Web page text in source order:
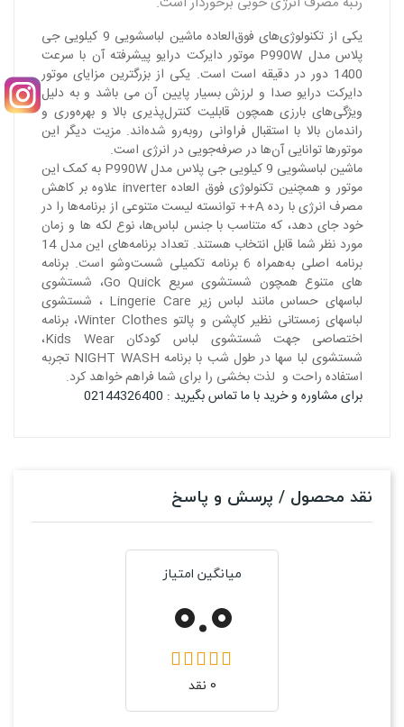
یکی از تکنولوژی‌های فوق‌العاده ماشین لباسشویی 9 کیلویی جی‌
پلاس مدل P990W موتور دایرکت درایو پیشرفته آن با سرعت
1400 دور در دقیقه است است. یکی از بزرگترین مزایای موتور
دایرکت درایو صدا و لرزش بسیار پایین آن می باشد و به دلیل
ویژگی‌های بارزی همچون قابلیت کنترل‌پذیری بالا و بهره‌‌وری و
راندمان بالا با استقبال فراوانی روبه‌رو شده‌اند. مزیت دیگر این
موتورها توانایی آن‌ها در صرفه‌جویی در انرژی است.
ماشین لباسشویی 9 کیلویی جی‌ پلاس مدل P990W به کمک این
موتور و همچنین تکنولوژی فوق العاده inverter علاوه بر کاهش
مصرف انرژی با رده A++ توانسته لیست متنوعی از برنامه‌ها را در
خود جای دهد، که متناسب با جنس لباس‌ها، نوع لکه ها و زمان
مورد نظر شما قابل انتخاب هستند. تعداد برنامه‌های این مدل 14
برنامه اصلی به‌همراه 6 برنامه تکمیلی شست‌وشو است. برنامه
های متنوع همچون شستشوی سریع Go Quick، شستشوی
لباسهای حساس مانند لباس زیر Lingerie Care ، شستشوی
لباسهای زمستانی نظیر کاپشن و پالتو Winter Clothes، برنامه
اختصاصی جهت شستشوی لباس کودکان Kids Wear،
شستشوی لبا سها در طول شب با برنامه NIGHT WASH تجربه
استفاده راحت و لذت بخشی را برای شما فراهم خواهد کرد.
برای مشاوره و خرید با ما تماس بگیرید : 02144326400
نقد محصول / پرسش و پاسخ
میانگین امتیاز
0.0
0 نقد